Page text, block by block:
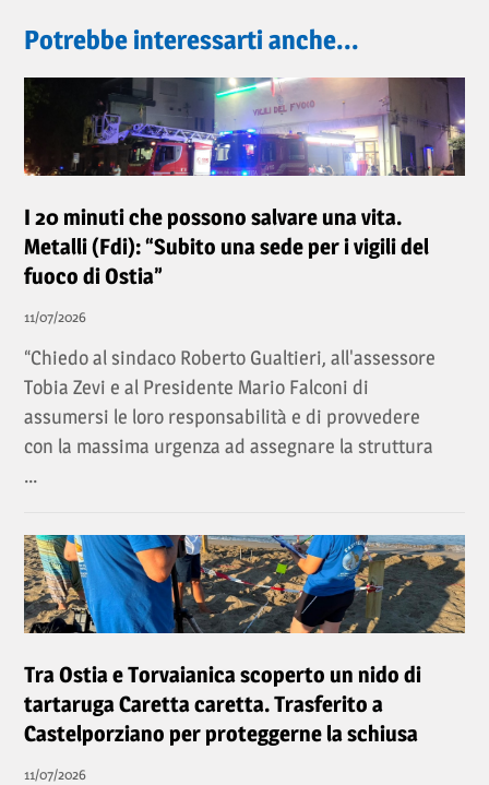
Potrebbe interessarti anche...
I 20 minuti che possono salvare una vita.
Metalli (Fdi): “Subito una sede per i vigili del
fuoco di Ostia”
11/07/2026
“Chiedo al sindaco Roberto Gualtieri, all'assessore
Tobia Zevi e al Presidente Mario Falconi di
assumersi le loro responsabilità e di provvedere
con la massima urgenza ad assegnare la struttura
...
Tra Ostia e Torvaianica scoperto un nido di
tartaruga Caretta caretta. Trasferito a
Castelporziano per proteggerne la schiusa
11/07/2026